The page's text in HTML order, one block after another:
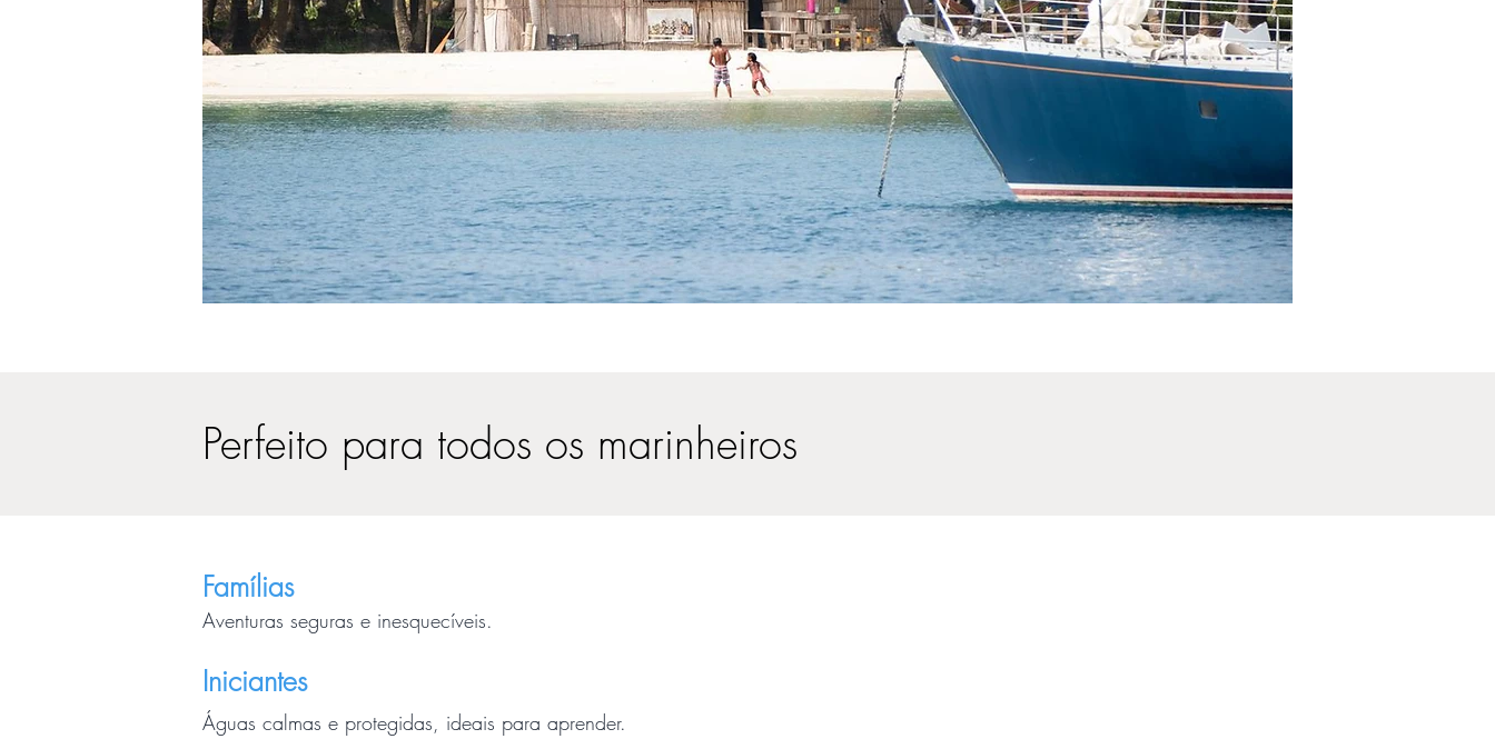
Perfeito para todos os marinheiros
Famílias
Aventuras seguras e inesquecíveis.
Iniciantes
Águas calmas e protegidas, ideais para aprender.